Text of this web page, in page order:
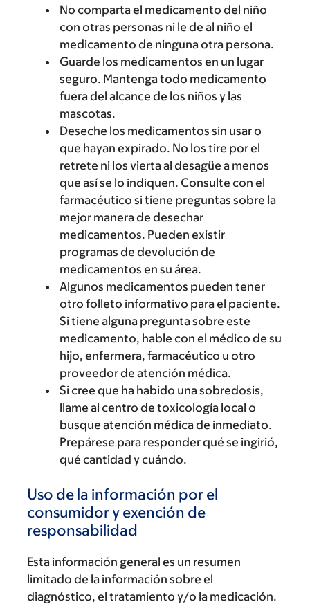
No comparta el medicamento del niño
con otras personas ni le de al niño el
medicamento de ninguna otra persona.
Guarde los medicamentos en un lugar
seguro. Mantenga todo medicamento
fuera del alcance de los niños y las
mascotas.
Deseche los medicamentos sin usar o
que hayan expirado. No los tire por el
retrete ni los vierta al desagüe a menos
que así se lo indiquen. Consulte con el
farmacéutico si tiene preguntas sobre la
mejor manera de desechar
medicamentos. Pueden existir
programas de devolución de
medicamentos en su área.
Algunos medicamentos pueden tener
otro folleto informativo para el paciente.
Si tiene alguna pregunta sobre este
medicamento, hable con el médico de su
hijo, enfermera, farmacéutico u otro
proveedor de atención médica.
Si cree que ha habido una sobredosis,
llame al centro de toxicología local o
busque atención médica de inmediato.
Prepárese para responder qué se ingirió,
qué cantidad y cuándo.
Uso de la información por el
consumidor y exención de
responsabilidad
Esta información general es un resumen
limitado de la información sobre el
diagnóstico, el tratamiento y/o la medicación.